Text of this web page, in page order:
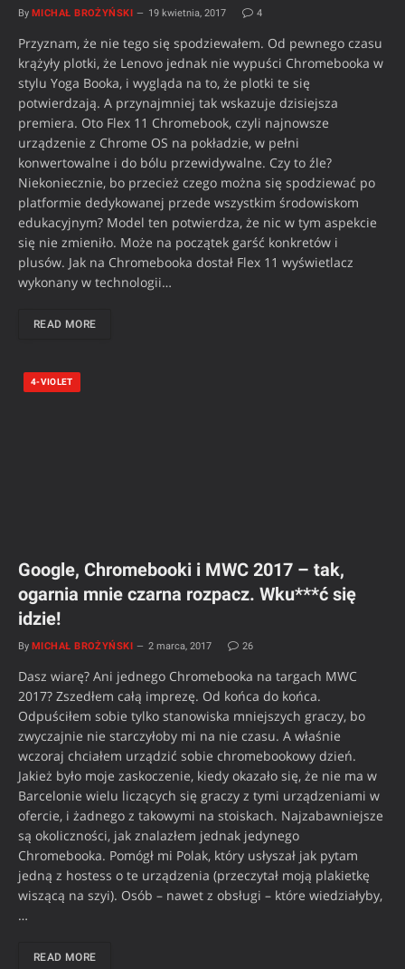
By MICHAŁ BROŻYŃSKI 19 kwietnia, 2017 4
Przyznam, że nie tego się spodziewałem. Od pewnego czasu
krążyły plotki, że Lenovo jednak nie wypuści Chromebooka w
stylu Yoga Booka, i wygląda na to, że plotki te się
potwierdzają. A przynajmniej tak wskazuje dzisiejsza
premiera. Oto Flex 11 Chromebook, czyli najnowsze
urządzenie z Chrome OS na pokładzie, w pełni
konwertowalne i do bólu przewidywalne. Czy to źle?
Niekoniecznie, bo przecież czego można się spodziewać po
platformie dedykowanej przede wszystkim środowiskom
edukacyjnym? Model ten potwierdza, że nic w tym aspekcie
się nie zmieniło. Może na początek garść konkretów i
plusów. Jak na Chromebooka dostał Flex 11 wyświetlacz
wykonany w technologii…
READ MORE
4-VIOLET
Google, Chromebooki i MWC 2017 – tak,
ogarnia mnie czarna rozpacz. Wku***ć się
idzie!
By MICHAŁ BROŻYŃSKI 2 marca, 2017 26
Dasz wiarę? Ani jednego Chromebooka na targach MWC
2017? Zszedłem całą imprezę. Od końca do końca.
Odpuściłem sobie tylko stanowiska mniejszych graczy, bo
zwyczajnie nie starczyłoby mi na nie czasu. A właśnie
wczoraj chciałem urządzić sobie chromebookowy dzień.
Jakież było moje zaskoczenie, kiedy okazało się, że nie ma w
Barcelonie wielu liczących się graczy z tymi urządzeniami w
ofercie, i żadnego z takowymi na stoiskach. Najzabawniejsze
są okoliczności, jak znalazłem jednak jedynego
Chromebooka. Pomógł mi Polak, który usłyszał jak pytam
jedną z hostess o te urządzenia (przeczytał moją plakietkę
wiszącą na szyi). Osób – nawet z obsługi – które wiedziałyby,
…
READ MORE